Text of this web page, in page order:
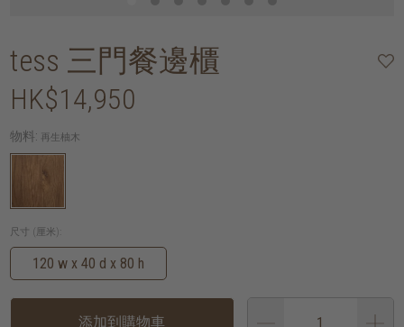
tess 三門餐邊櫃
HK$14,950
物料: 再生柚木
尺寸 (厘米):
120 w x 40 d x 80 h
添加到購物車